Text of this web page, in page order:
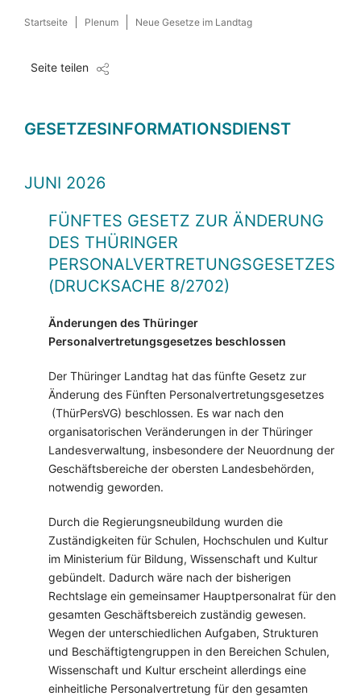
Startseite Plenum Neue Gesetze im Landtag
Seite teilen
GESETZESINFORMATIONSDIENST
JUNI 2026
FÜNFTES GESETZ ZUR ÄNDERUNG
DES THÜRINGER
PERSONALVERTRETUNGSGESETZES
(DRUCKSACHE 8/2702)
Änderungen des Thüringer
Personalvertretungsgesetzes beschlossen
Der Thüringer Landtag hat das fünfte Gesetz zur
Änderung des Fünften Personalvertretungsgesetzes
(ThürPersVG) beschlossen. Es war nach den
organisatorischen Veränderungen in der Thüringer
Landesverwaltung, insbesondere der Neuordnung der
Geschäftsbereiche der obersten Landesbehörden,
notwendig geworden.
Durch die Regierungsneubildung wurden die
Zuständigkeiten für Schulen, Hochschulen und Kultur
im Ministerium für Bildung, Wissenschaft und Kultur
gebündelt. Dadurch wäre nach der bisherigen
Rechtslage ein gemeinsamer Hauptpersonalrat für den
gesamten Geschäftsbereich zuständig gewesen.
Wegen der unterschiedlichen Aufgaben, Strukturen
und Beschäftigtengruppen in den Bereichen Schulen,
Wissenschaft und Kultur erscheint allerdings eine
einheitliche Personalvertretung für den gesamten